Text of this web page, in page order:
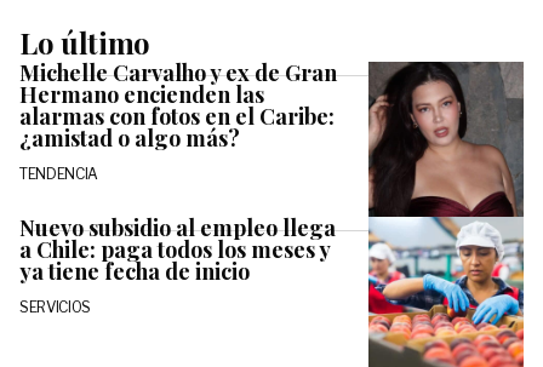
Lo último
Michelle Carvalho y ex de Gran
Hermano encienden las
alarmas con fotos en el Caribe:
¿amistad o algo más?
TENDENCIA
Nuevo subsidio al empleo llega
a Chile: paga todos los meses y
ya tiene fecha de inicio
SERVICIOS